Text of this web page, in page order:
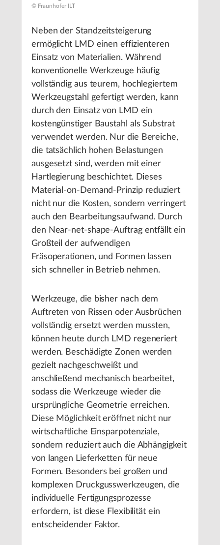
© Fraunhofer ILT
Neben der Standzeitsteigerung
ermöglicht LMD einen effizienteren
Einsatz von Materialien. Während
konventionelle Werkzeuge häufig
vollständig aus teurem, hochlegiertem
Werkzeugstahl gefertigt werden, kann
durch den Einsatz von LMD ein
kostengünstiger Baustahl als Substrat
verwendet werden. Nur die Bereiche,
die tatsächlich hohen Belastungen
ausgesetzt sind, werden mit einer
Hartlegierung beschichtet. Dieses
Material-on-Demand-Prinzip reduziert
nicht nur die Kosten, sondern verringert
auch den Bearbeitungsaufwand. Durch
den Near-net-shape-Auftrag entfällt ein
Großteil der aufwendigen
Fräsoperationen, und Formen lassen
sich schneller in Betrieb nehmen.
Werkzeuge, die bisher nach dem
Auftreten von Rissen oder Ausbrüchen
vollständig ersetzt werden mussten,
können heute durch LMD regeneriert
werden. Beschädigte Zonen werden
gezielt nachgeschweißt und
anschließend mechanisch bearbeitet,
sodass die Werkzeuge wieder die
ursprüngliche Geometrie erreichen.
Diese Möglichkeit eröffnet nicht nur
wirtschaftliche Einsparpotenziale,
sondern reduziert auch die Abhängigkeit
von langen Lieferketten für neue
Formen. Besonders bei großen und
komplexen Druckgusswerkzeugen, die
individuelle Fertigungsprozesse
erfordern, ist diese Flexibilität ein
entscheidender Faktor.